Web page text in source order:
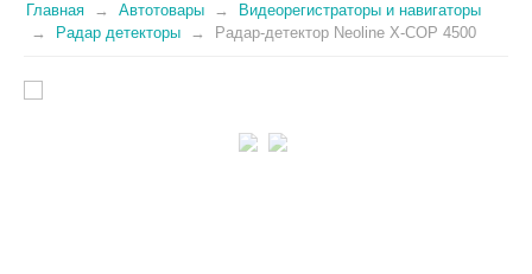
Главная Автотовары
Видеорегистраторы и навигаторы
Радар детекторы
Радар-детектор Neoline X-COP 4500